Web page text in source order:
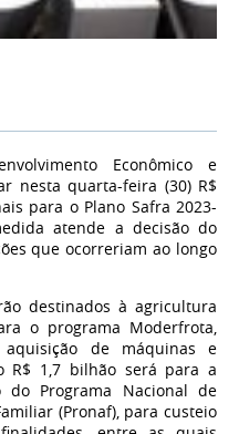
Econômico e
nesta quarta-feira (30) R$
para o Plano Safra 2023-
atende a decisão do
que ocorreriam ao longo
destinados à agricultura
o programa Moderfrota,
de máquinas e
R$ 1,7 bilhão será para a
Programa Nacional de
(Pronaf), para custeio